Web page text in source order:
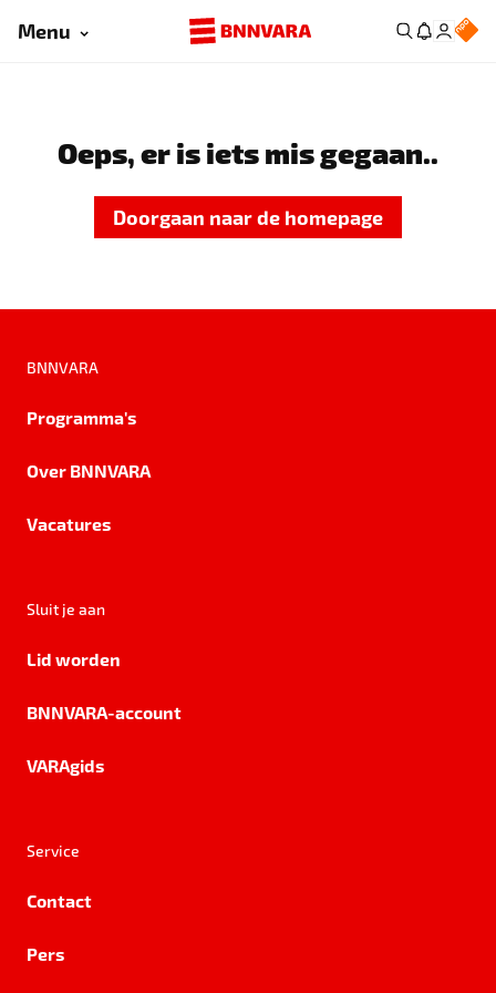
Menu
Oeps, er is iets mis gegaan..
Doorgaan naar de homepage
BNNVARA
Programma's
Over BNNVARA
Vacatures
Sluit je aan
Lid worden
BNNVARA-account
VARAgids
Service
Contact
Pers